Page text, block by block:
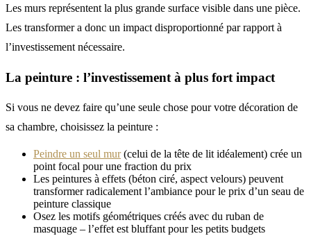
Les murs représentent la plus grande surface visible dans une pièce.
Les transformer a donc un impact disproportionné par rapport à
l’investissement nécessaire.
La peinture : l’investissement à plus fort impact
Si vous ne devez faire qu’une seule chose pour votre décoration de
sa chambre, choisissez la peinture :
Peindre un seul mur(celui de la tête de lit idéalement) crée un
point focal pour une fraction du prix
Les peintures à effets (béton ciré, aspect velours) peuvent
transformer radicalement l’ambiance pour le prix d’un seau de
peinture classique
Osez les motifs géométriques créés avec du ruban de
masquage – l’effet est bluffant pour les petits budgets